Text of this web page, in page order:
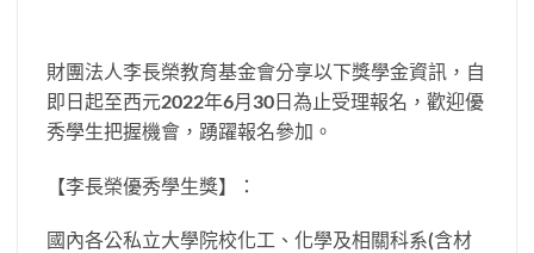
財團法人李長榮教育基金會分享以下獎學金資訊，自
即日起至西元2022年6月30日為止受理報名，歡迎優
秀學生把握機會，踴躍報名參加。
【李長榮優秀學生獎】：
國內各公私立大學院校化工、化學及相關科系(含材